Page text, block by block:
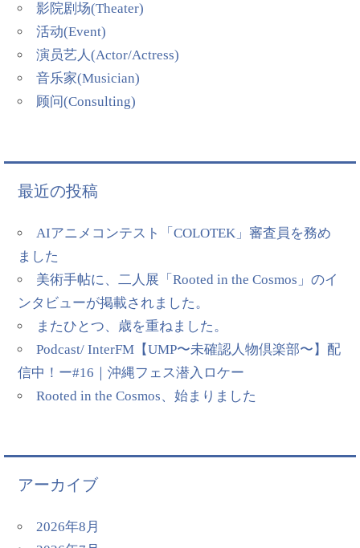
影院剧场(Theater)
活动(Event)
演员艺人(Actor/Actress)
音乐家(Musician)
顾问(Consulting)
最近の投稿
AIアニメコンテスト「COLOTEK」審査員を務め
ました
美術手帖に、二人展「Rooted in the Cosmos」のイ
ンタビューが掲載されました。
またひとつ、歳を重ねました。
Podcast/ InterFM【UMP〜未確認人物倶楽部〜】配
信中！ー#16｜沖縄フェス潜入ロケー
Rooted in the Cosmos、始まりました
アーカイブ
2026年8月